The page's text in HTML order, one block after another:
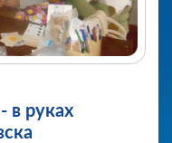
в руках